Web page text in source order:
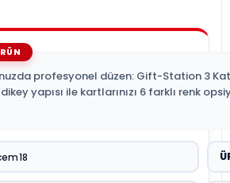
profesyonel düzen: Gift-Station 3
yapısı ile kartlarınızı 6 farklı renk